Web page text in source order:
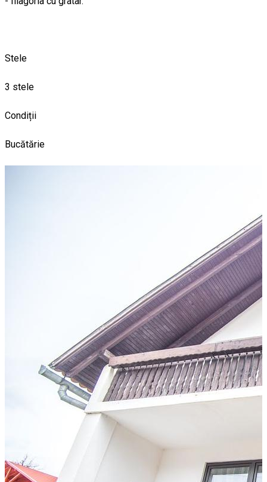
Stele
3 stele
Condiții
Bucătărie